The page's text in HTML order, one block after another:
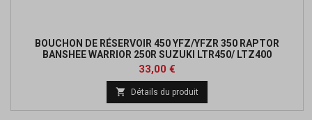
BOUCHON DE RÉSERVOIR 450 YFZ/YFZR 350 RAPTOR
BANSHEE WARRIOR 250R SUZUKI LTR450/ LTZ400
Prix
33,00 €
 Détails du produit